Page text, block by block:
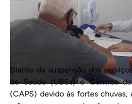
Diante da suspensão dos
de Saúde (UBSs) e Centros
(CAPS) devido às fortes chuvas,